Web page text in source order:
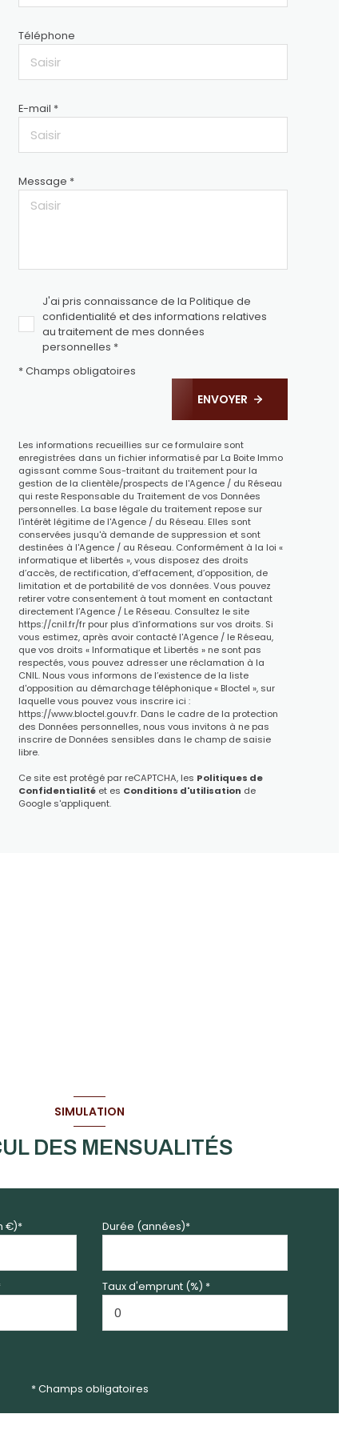
Téléphone
E-mail *
Message *
J'ai pris connaissance de la Politique de
confidentialité et des informations relatives
au traitement de mes données
personnelles *
* Champs obligatoires
ENVOYER
Les informations recueillies sur ce formulaire sont
enregistrées dans un fichier informatisé par La Boite Immo
agissant comme Sous-traitant du traitement pour la
gestion de la clientèle/prospects de l'Agence / du Réseau
qui reste Responsable du Traitement de vos Données
personnelles. La base légale du traitement repose sur
l'intérêt légitime de l'Agence / du Réseau. Elles sont
conservées jusqu'à demande de suppression et sont
destinées à l'Agence / au Réseau. Conformément à la loi «
informatique et libertés », vous disposez des droits
d’accès, de rectification, d’effacement, d’opposition, de
limitation et de portabilité de vos données. Vous pouvez
retirer votre consentement à tout moment en contactant
directement l’Agence / Le Réseau. Consultez le site
https://cnil.fr/frpour plus d’informations sur vos droits. Si
vous estimez, après avoir contacté l'Agence / le Réseau,
que vos droits « Informatique et Libertés » ne sont pas
respectés, vous pouvez adresser une réclamation à la
CNIL. Nous vous informons de l’existence de la liste
d'opposition au démarchage téléphonique « Bloctel », sur
laquelle vous pouvez vous inscrire ici :
https://www.bloctel.gouv.fr. Dans le cadre de la protection
des Données personnelles, nous vous invitons à ne pas
inscrire de Données sensibles dans le champ de saisie
libre.
Ce site est protégé par reCAPTCHA, les Politiques de
Confidentialitéet es Conditions d'utilisation de
Google s'appliquent.
SIMULATION
DES MENSUALITÉS
€)* Durée (années)*
Taux d'emprunt (%) *
* Champs obligatoires